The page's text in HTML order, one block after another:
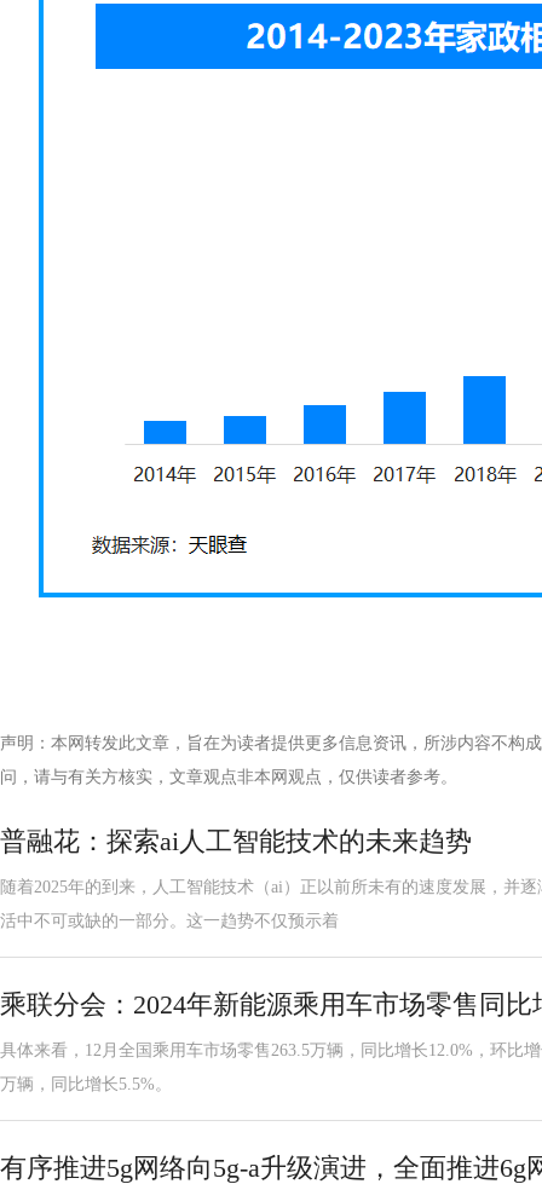
声明：本网转发此文章，旨在为读者提供更多信息资讯，所涉内容不构
问，请与有关方核实，文章观点非本网观点，仅供读者参考。
普融花：探索ai人工智能技术的未来趋势
随着2025年的到来，人工智能技术（ai）正以前所未有的速度发展，并
活中不可或缺的一部分。这一趋势不仅预示着
乘联分会：2024年新能源乘用车市场零售同比
具体来看，12月全国乘用车市场零售263.5万辆，同比增长12.0%，环比
万辆，同比增长5.5%。
有序推进5g网络向5g-a升级演进，全面推进6g